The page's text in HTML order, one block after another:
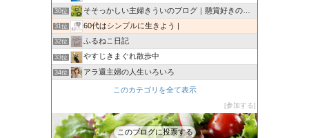
30位 そそっかしい主婦きういのブログ｜懸賞好きの忙しい主婦です。
31位 60代はシンプルに生きよう |
32位 ふるねこ日記
33位 やすじきまぐれ散歩中
34位 アラ還主婦の人生いろいろ
あすのはやなり
37位 還暦過ぎたら
38位 ６１歳BABAの悪あがき
このカテゴリを全て表示
参加する
このブログに投票する